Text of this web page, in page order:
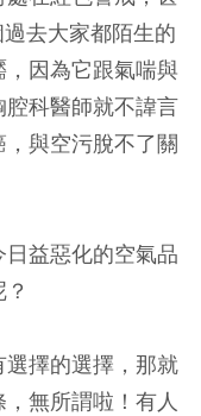
去大家都陌生的
因為它跟氣喘與
科醫師就不諱言
與空污脫不了關
益惡化的空氣品
擇的選擇，那就
無所謂啦！有人